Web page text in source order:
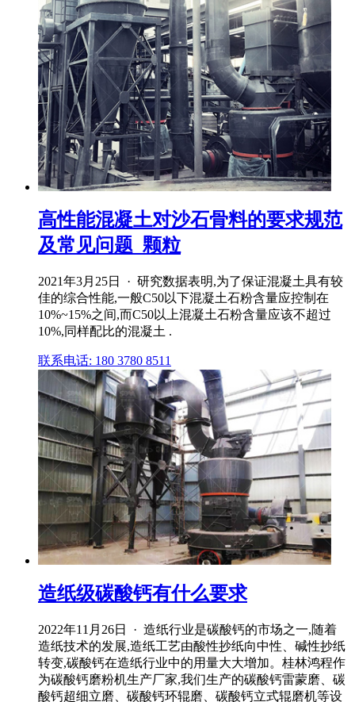
高性能混凝土对沙石骨料的要求规范
及常见问题_颗粒
2021年3月25日 · 研究数据表明,为了保证混凝土具有较
佳的综合性能,一般C50以下混凝土石粉含量应控制在
10%~15%之间,而C50以上混凝土石粉含量应该不超过
10%,同样配比的混凝土 .
联系电话: 180 3780 8511
造纸级碳酸钙有什么要求
2022年11月26日 · 造纸行业是碳酸钙的市场之一,随着
造纸技术的发展,造纸工艺由酸性抄纸向中性、碱性抄纸
转变,碳酸钙在造纸行业中的用量大大增加。桂林鸿程作
为碳酸钙磨粉机生产厂家,我们生产的碳酸钙雷蒙磨、碳
酸钙超细立磨、碳酸钙环辊磨、碳酸钙立式辊磨机等设